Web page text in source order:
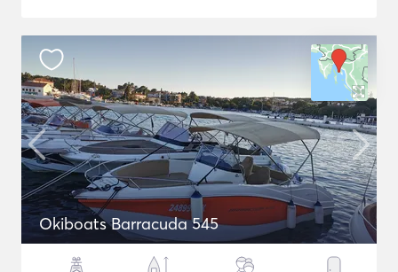
Okiboats Barracuda 545